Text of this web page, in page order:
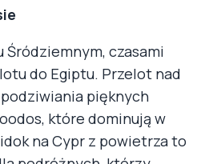
Śródziemnym, czasami
do Egiptu. Przelot nad
pięknych
które dominują w
na Cypr z powietrza to